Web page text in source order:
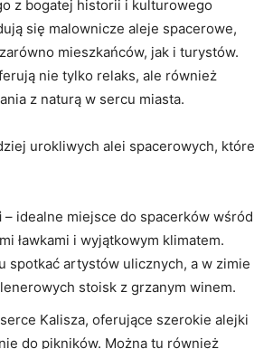
z bogatej historii i kulturowego
się malownicze aleje spacerowe,
mieszkańców, jak i turystów.
nie tylko relaks, ale również
z naturą w sercu⁢ miasta.
urokliwych alei spacerowych, które
– idealne miejsce do spacerków wśród
ławkami ⁢i wyjątkowym klimatem.⁢
spotkać artystów ulicznych, a w zimie
stoisk ‍z grzanym ⁤winem.
Kalisza, oferujące szerokie alejki
do ​pikników. Można tu również